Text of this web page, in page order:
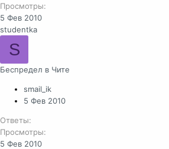
Просмотры
5 Фев 2010
studentka
S
Беспредел в Чите
smail_ik
5 Фев 2010
Ответы
Просмотры
5 Фев 2010